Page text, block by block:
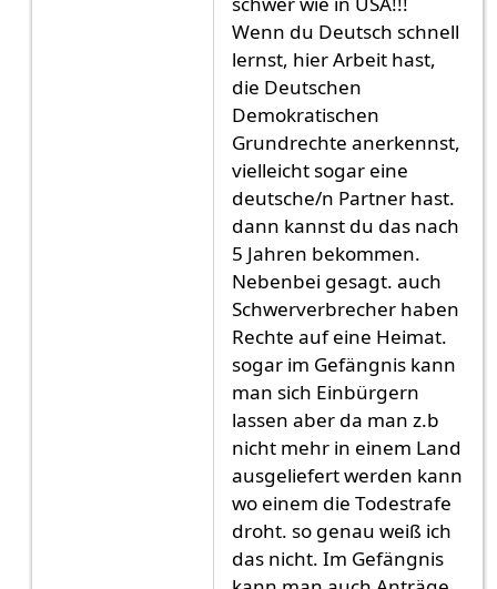
Wenn du Deutsch schnell
lernst, hier Arbeit hast,
die Deutschen
Demokratischen
Grundrechte anerkennst,
vielleicht sogar eine
deutsche/n Partner hast.
dann kannst du das nach
5 Jahren bekommen.
Nebenbei gesagt. auch
Schwerverbrecher haben
Rechte auf eine Heimat.
sogar im Gefängnis kann
man sich Einbürgern
lassen aber da man z.b
nicht mehr in einem Land
ausgeliefert werden kann
wo einem die Todestrafe
droht. so genau weiß ich
das nicht. Im Gefängnis